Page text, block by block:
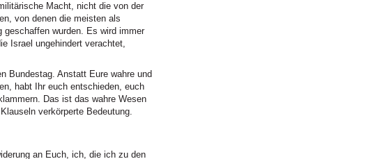
Macht, nicht die von der
von denen die meisten als
geschaffen wurden. Es wird immer
Israel ungehindert verachtet,
Bundestag. Anstatt Eure wahre und
habt Ihr euch entschieden, euch
Das ist das wahre Wesen
verkörperte Bedeutung.
an Euch, ich, die ich zu den